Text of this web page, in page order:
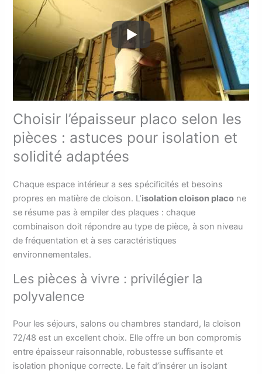
Choisir l’épaisseur placo selon les
pièces : astuces pour isolation et
solidité adaptées
Chaque espace intérieur a ses spécificités et besoins
propres en matière de cloison. L’isolation cloison placo ne
se résume pas à empiler des plaques : chaque
combinaison doit répondre au type de pièce, à son niveau
de fréquentation et à ses caractéristiques
environnementales.
Les pièces à vivre : privilégier la
polyvalence
Pour les séjours, salons ou chambres standard, la cloison
72/48 est un excellent choix. Elle offre un bon compromis
entre épaisseur raisonnable, robustesse suffisante et
isolation phonique correcte. Le fait d’insérer un isolant